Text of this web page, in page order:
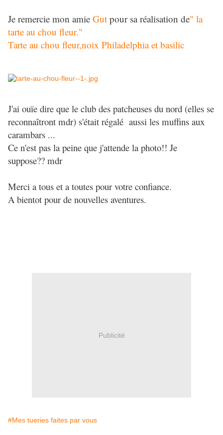
Je remercie mon amie Gut pour sa réalisation de" la
tarte au chou fleur."
Tarte au chou fleur,noix Philadelphia et basilic
J'ai ouïe dire que le club des patcheuses du nord (elles se
reconnaîtront mdr) s'était régalé aussi les muffins aux
carambars ...
Ce n'est pas la peine que j'attende la photo!! Je
suppose?? mdr
Merci a tous et a toutes pour votre confiance.
A bientot pour de nouvelles aventures.
Publicité
#Mes tueries faites par vous